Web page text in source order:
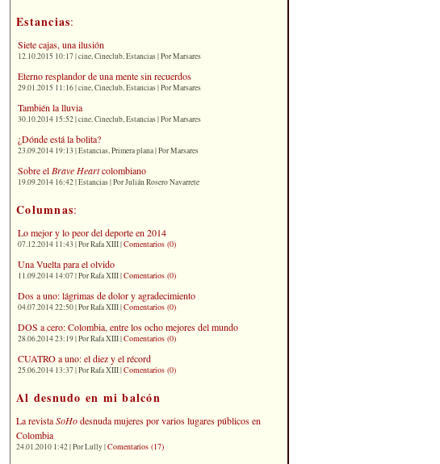
Estancias:
Siete cajas, una ilusión
12.10.2015 10:17 | cine, Cineclub, Estancias | Por Marsares
Eterno resplandor de una mente sin recuerdos
29.01.2015 11:16 | cine, Cineclub, Estancias | Por Marsares
También la lluvia
30.10.2014 15:52 | cine, Cineclub, Estancias | Por Marsares
¿Dónde está la bolita?
23.09.2014 19:13 | Estancias, Primera plana | Por Marsares
Sobre el Brave Heartcolombiano
19.09.2014 16:42 | Estancias | Por Julián Rosero Navarrete
Columnas:
Lo mejor y lo peor del deporte en 2014
07.12.2014 11:43 | Por Rafa XIII |Comentarios (0)
Una Vuelta para el olvido
11.09.2014 14:07 | Por Rafa XIII |Comentarios (0)
Dos a uno: lágrimas de dolor y agradecimiento
04.07.2014 22:50 | Por Rafa XIII |Comentarios (0)
DOS a cero: Colombia, entre los ocho mejores del mundo
28.06.2014 23:19 | Por Rafa XIII |Comentarios (0)
CUATRO a uno: el diez y el récord
25.06.2014 13:37 | Por Rafa XIII |Comentarios (0)
Al desnudo en mi balcón
La revistaSoHodesnuda mujeres por varios lugares públicos en
Colombia
24.01.2010 1:42 | Por Lully |Comentarios (17)